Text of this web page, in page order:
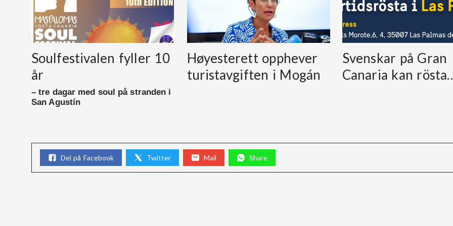
Soulfestivalen fyller 10
år
– tre dagar med soul på stranden i
San Agustín
Høyesterett opphever
turistavgiften i Mogán
Svenskar på Gran
Canaria kan
Del på Facebook Twitter Mail Share